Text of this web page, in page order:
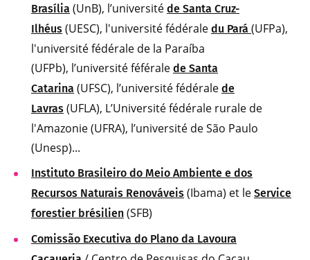
Brasília (UnB), l’université de Santa Cruz-
Ilhéus (UESC), l'université fédérale du Pará (UFPa),
l'université fédérale de la Paraíba
(UFPb), l’université féférale de Santa
Catarina (UFSC), l’université fédérale de
Lavras (UFLA), L’Université fédérale rurale de
l'Amazonie (UFRA), l’université de São Paulo
(Unesp)...
Instituto Brasileiro do Meio Ambiente e dos
Recursos Naturais Renováveis (Ibama) et le Service
forestier brésilien (SFB)
Comissão Executiva do Plano da Lavoura